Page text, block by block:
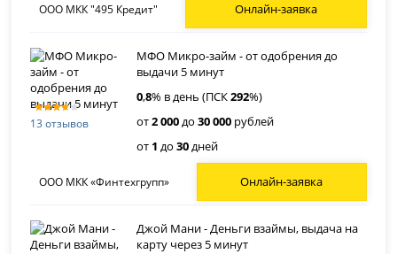
ООО МКК "495 Кредит" Онлайн-заявка
13 отзывов
МФО Микро-займ - от одобрения до
выдачи 5 минут
0,8% в день (ПСК292%)
от2 000до30 000 рублей
от 1 до30дней
ООО МКК «Финтехгрупп» Онлайн-заявка
Джой Мани - Деньги взаймы, выдача на
карту через 5 минут